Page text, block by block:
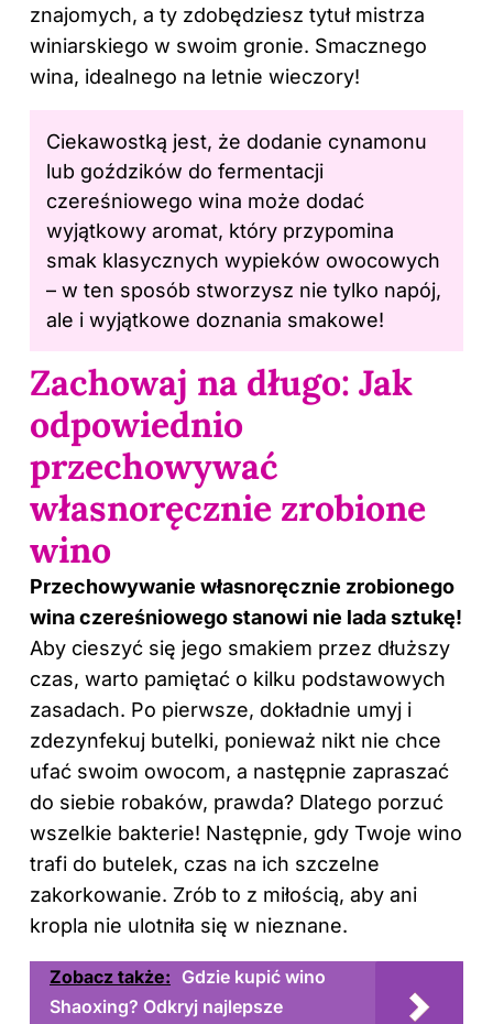
znajomych, a ty zdobędziesz tytuł mistrza
winiarskiego w swoim gronie. Smacznego
wina, idealnego na letnie wieczory!
Ciekawostką jest, że dodanie cynamonu
lub goździków do fermentacji
czereśniowego wina może dodać
wyjątkowy aromat, który przypomina
smak klasycznych wypieków owocowych
– w ten sposób stworzysz nie tylko napój,
ale i wyjątkowe doznania smakowe!
Zachowaj na długo: Jak
odpowiednio
przechowywać
własnoręcznie zrobione
wino
Przechowywanie własnoręcznie zrobionego
wina czereśniowego stanowi nie lada sztukę!
Aby cieszyć się jego smakiem przez dłuższy
czas, warto pamiętać o kilku podstawowych
zasadach. Po pierwsze, dokładnie umyj i
zdezynfekuj butelki, ponieważ nikt nie chce
ufać swoim owocom, a następnie zapraszać
do siebie robaków, prawda? Dlatego porzuć
wszelkie bakterie! Następnie, gdy Twoje wino
trafi do butelek, czas na ich szczelne
zakorkowanie. Zrób to z miłością, aby ani
kropla nie ulotniła się w nieznane.
Zobacz także: Gdzie kupić wino
Shaoxing? Odkryj najlepsze